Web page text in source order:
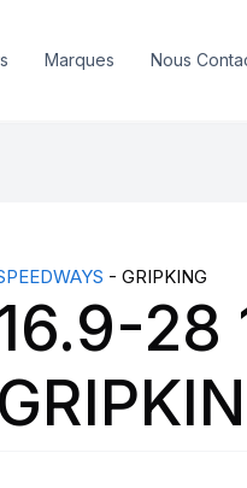
Marques Nous
- GRIPKING
28